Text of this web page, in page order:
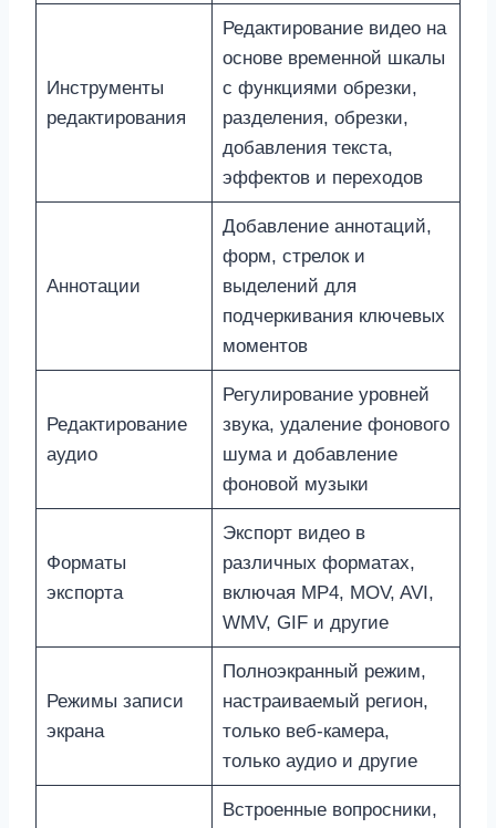
Инструменты
редактирования
Редактирование видео на
основе временной шкалы
с функциями обрезки,
разделения, обрезки,
добавления текста,
эффектов и переходов
Аннотации
Добавление аннотаций,
форм, стрелок и
выделений для
подчеркивания ключевых
моментов
Редактирование
аудио
Регулирование уровней
звука, удаление фонового
шума и добавление
фоновой музыки
Форматы
экспорта
Экспорт видео в
различных форматах,
включая MP4, MOV, AVI,
WMV, GIF и другие
Режимы записи
экрана
Полноэкранный режим,
настраиваемый регион,
только веб-камера,
только аудио и другие
Встроенные вопросники,